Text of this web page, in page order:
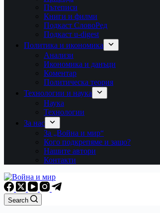
Пътеписи
Книги и филми
Подкаст СловоРед
Подкаст u-digest
Политика и икономика
Анализи
Икономика и данъци
Коментар
Политическа теория
Технологии и наука
Наука
Технологии
За нас
За „Война и мир“
Кого подкрепяме и защо?
Нашите автори
Контакти
Search